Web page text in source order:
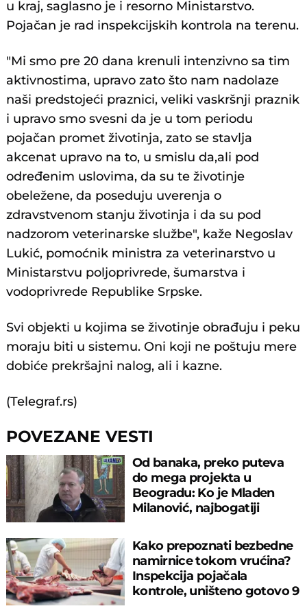
u kraj, saglasno je i resorno Ministarstvo.
Pojačan je rad inspekcijskih kontrola na terenu.
"Mi smo pre 20 dana krenuli intenzivno sa tim
aktivnostima, upravo zato što nam nadolaze
naši predstojeći praznici, veliki vaskršnji praznik
i upravo smo svesni da je u tom periodu
pojačan promet životinja, zato se stavlja
akcenat upravo na to, u smislu da,ali pod
određenim uslovima, da su te životinje
obeležene, da poseduju uverenja o
zdravstvenom stanju životinja i da su pod
nadzorom veterinarske službe", kaže Negoslav
Lukić, pomoćnik ministra za veterinarstvo u
Ministarstvu poljoprivrede, šumarstva i
vodoprivrede Republike Srpske.
Svi objekti u kojima se životinje obrađuju i peku
moraju biti u sistemu. Oni koji ne poštuju mere
dobiće prekršajni nalog, ali i kazne.
(Telegraf.rs)
POVEZANE VESTI
Od banaka, preko puteva
do mega projekta u
Beogradu: Ko je Mladen
Milanović, najbogatiji
Kako prepoznati bezbedne
namirnice tokom vrućina?
Inspekcija pojačala
kontrole, uništeno gotovo 9